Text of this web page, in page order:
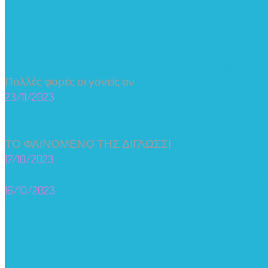
Πολλές φορές οι γονείς αν
23/11/2023
ΤΟ ΦΑΙΝΟΜΕΝΟ ΤΗΣ ΔΙΓΛΩΣΣΙ
17/10/2023
16/10/2023